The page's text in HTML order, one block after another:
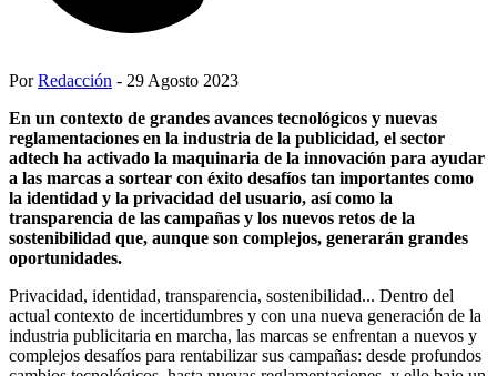
PorRedacción - 29 Agosto 2023
En un contexto de grandes avances tecnológicos y nuevas
reglamentaciones en la industria de la publicidad, el sector
adtech ha activado la maquinaria de la innovación para ayudar
a las marcas a sortear con éxito desafíos tan importantes como
la identidad y la privacidad del usuario, así como la
transparencia de las campañas y los nuevos retos de la
sostenibilidad que, aunque son complejos, generarán grandes
oportunidades.
Privacidad, identidad, transparencia, sostenibilidad... Dentro del
actual contexto de incertidumbres y con una nueva generación de la
industria publicitaria en marcha, las marcas se enfrentan a nuevos y
complejos desafíos para rentabilizar sus campañas: desde profundos